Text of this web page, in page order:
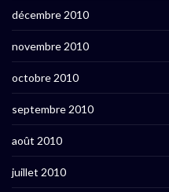
décembre 2010
novembre 2010
octobre 2010
septembre 2010
août 2010
juillet 2010